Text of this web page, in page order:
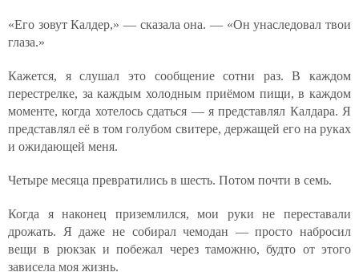
«Его зовут Калдер,» — сказала она. — «Он унаследовал твои
глаза.»
Кажется, я слушал это сообщение сотни раз. В каждом
перестрелке, за каждым холодным приёмом пищи, в каждом
моменте, когда хотелось сдаться — я представлял Калдара. Я
представлял её в том голубом свитере, держащей его на руках
и ожидающей меня.
Четыре месяца превратились в шесть. Потом почти в семь.
Когда я наконец приземлился, мои руки не переставали
дрожать. Я даже не собирал чемодан — просто набросил
вещи в рюкзак и побежал через таможню, будто от этого
зависела моя жизнь.